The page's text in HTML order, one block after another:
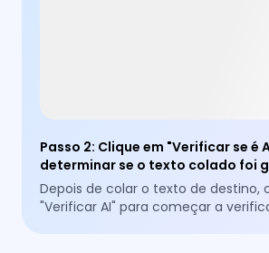
Passo 2: Clique em "Verificar se é
determinar se o texto colado foi
Depois de colar o texto de destino,
"Verificar AI" para começar a